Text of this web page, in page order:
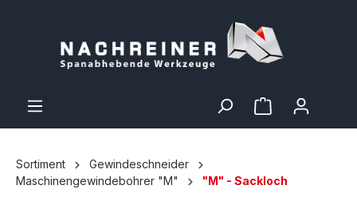
Sortiment
Gewindeschneider
Maschinengewindebohrer "M"
"M" - Sackloch